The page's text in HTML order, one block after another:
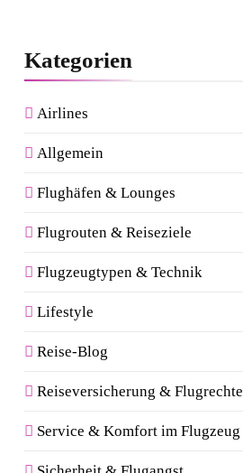
Kategorien
Airlines
Allgemein
Flughäfen & Lounges
Flugrouten & Reiseziele
Flugzeugtypen & Technik
Lifestyle
Reise-Blog
Reiseversicherung & Flugrechte
Service & Komfort im Flugzeug